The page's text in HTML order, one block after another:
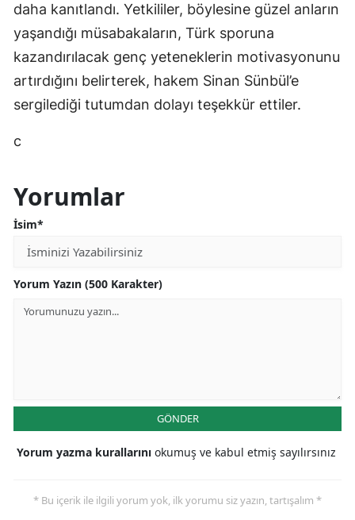
daha kanıtlandı. Yetkililer, böylesine güzel anların
yaşandığı müsabakaların, Türk sporuna
kazandırılacak genç yeteneklerin motivasyonunu
artırdığını belirterek, hakem Sinan Sünbül’e
sergilediği tutumdan dolayı teşekkür ettiler.
c
Yorumlar
İsim*
Yorum Yazın (500 Karakter)
GÖNDER
Yorum yazma kurallarını okumuş ve kabul etmiş sayılırsınız
* Bu içerik ile ilgili yorum yok, ilk yorumu siz yazın, tartışalım *